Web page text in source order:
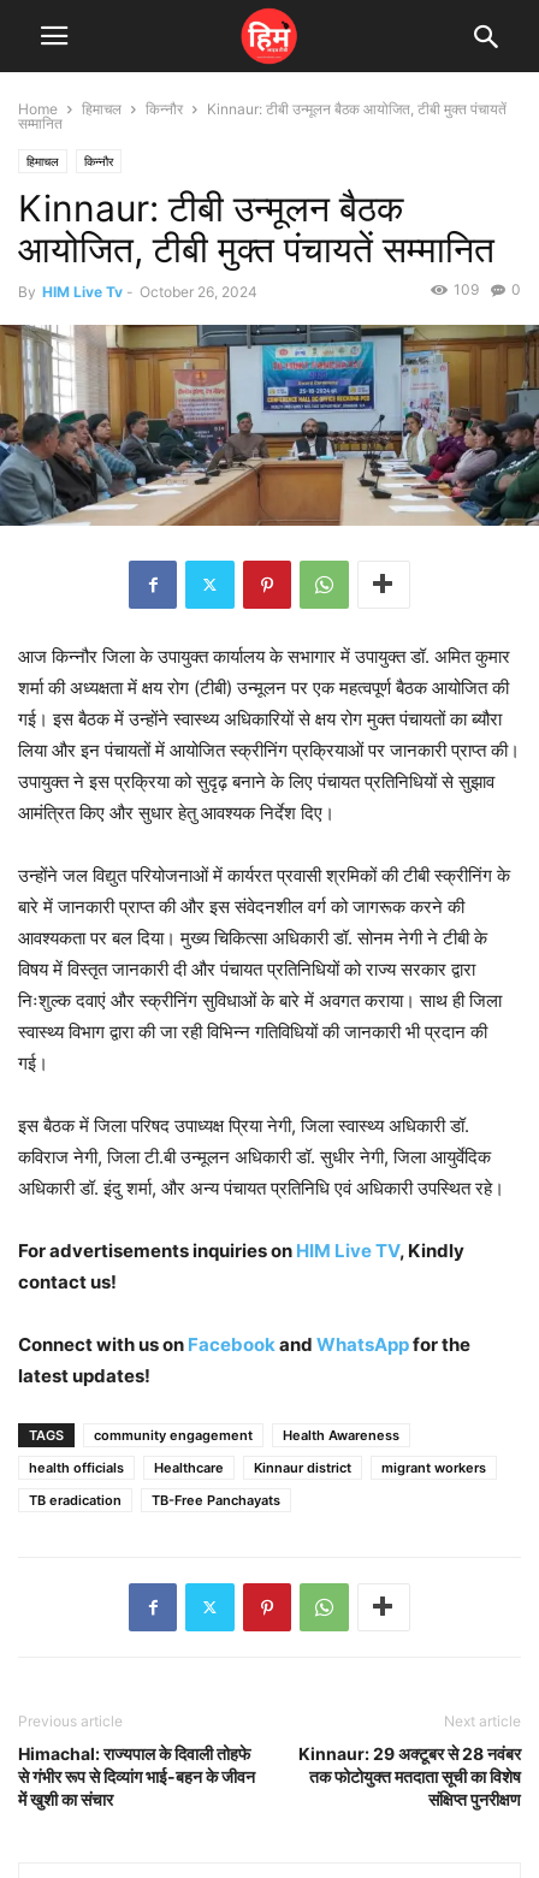
Home हिमाचल किन्नौर
Kinnaur: टीबी उन्मूलन बैठक आयोजित, टीबी मुक्त पंचायतें
सम्मानित
हिमाचल किन्नौर
Kinnaur: टीबी उन्मूलन बैठक
आयोजित, टीबी मुक्त पंचायतें सम्मानित
By HIM Live Tv - October 26, 2024 0
109
आज किन्नौर जिला के उपायुक्त कार्यालय के सभागार में उपायुक्त डॉ. अमित कुमार
शर्मा की अध्यक्षता में क्षय रोग (टीबी) उन्मूलन पर एक महत्वपूर्ण बैठक आयोजित की
गई। इस बैठक में उन्होंने स्वास्थ्य अधिकारियों से क्षय रोग मुक्त पंचायतों का ब्यौरा
लिया और इन पंचायतों में आयोजित स्क्रीनिंग प्रक्रियाओं पर जानकारी प्राप्त की।
उपायुक्त ने इस प्रक्रिया को सुदृढ़ बनाने के लिए पंचायत प्रतिनिधियों से सुझाव
आमंत्रित किए और सुधार हेतु आवश्यक निर्देश दिए।
उन्होंने जल विद्युत परियोजनाओं में कार्यरत प्रवासी श्रमिकों की टीबी स्क्रीनिंग के
बारे में जानकारी प्राप्त की और इस संवेदनशील वर्ग को जागरूक करने की
आवश्यकता पर बल दिया। मुख्य चिकित्सा अधिकारी डॉ. सोनम नेगी ने टीबी के
विषय में विस्तृत जानकारी दी और पंचायत प्रतिनिधियों को राज्य सरकार द्वारा
निःशुल्क दवाएं और स्क्रीनिंग सुविधाओं के बारे में अवगत कराया। साथ ही जिला
स्वास्थ्य विभाग द्वारा की जा रही विभिन्न गतिविधियों की जानकारी भी प्रदान की
गई।
इस बैठक में जिला परिषद उपाध्यक्ष प्रिया नेगी, जिला स्वास्थ्य अधिकारी डॉ.
कविराज नेगी, जिला टी.बी उन्मूलन अधिकारी डॉ. सुधीर नेगी, जिला आयुर्वेदिक
अधिकारी डॉ. इंदु शर्मा, और अन्य पंचायत प्रतिनिधि एवं अधिकारी उपस्थित रहे।
For advertisements inquiries on HIM Live TV, Kindly
contact us!
Connect with us on Facebookand WhatsAppfor the
latest updates!
TAGS community engagement
Health Awareness
health officials
Healthcare Kinnaur district
migrant workers
TB eradication
TB-Free Panchayats
Previous article
Himachal: राज्यपाल के दिवाली तोहफे
से गंभीर रूप से दिव्यांग भाई-बहन के जीवन
में खुशी का संचार
Next article
Kinnaur: 29 अक्टूबर से 28 नवंबर
तक फोटोयुक्त मतदाता सूची का विशेष
संक्षिप्त पुनरीक्षण